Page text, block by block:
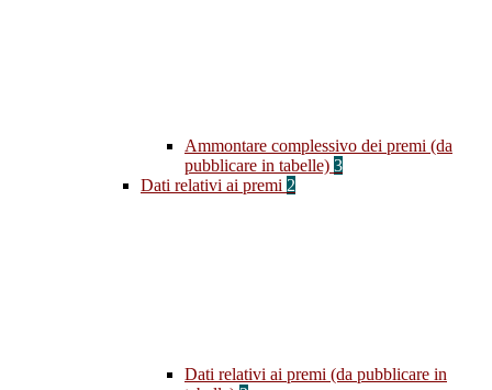
Ammontare complessivo dei premi (da
pubblicare in tabelle) 3
Dati relativi ai premi 2
Dati relativi ai premi (da pubblicare in